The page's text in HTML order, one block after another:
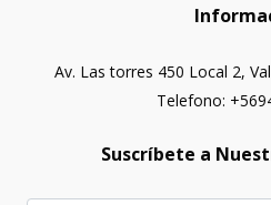
Av. Las torres 450 Local 2,
Telefono:
Suscríbete a